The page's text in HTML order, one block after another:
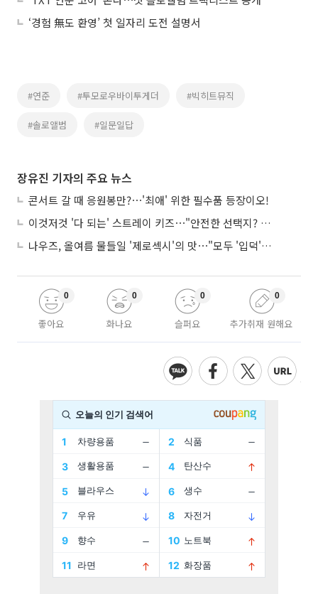
‘경험 無도 환영’ 첫 일자리 도전 설명서
#연준 #투모로우바이투게더 #빅히트뮤직
#솔로앨범 #일문일답
장유진 기자의 주요 뉴스
콘서트 갈 때 응원봉만?⋯'최애' 위한 필수품 등장이오!
이것저것 '다 되는' 스트레이 키즈⋯"안전한 선택지? 도전이 재밌죠"
나우즈, 올여름 물들일 '제로섹시'의 맛⋯"모두 '입덕'시킬 것"
좋아요
0
화나요
0
슬퍼요
0
추가취재 원해요
0